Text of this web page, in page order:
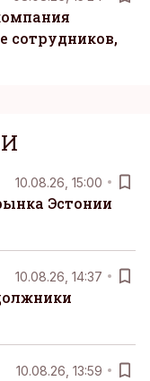
сотрудников,
10.08.26, 15:00
Эстонии
10.08.26, 14:37
10.08.26, 13:59